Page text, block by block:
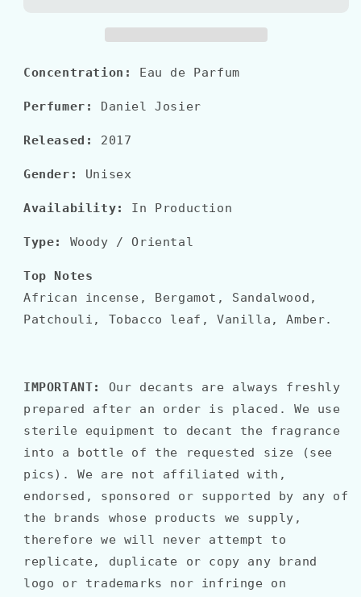
Concentration: Eau de Parfum
Perfumer: Daniel Josier
Released: 2017
Gender: Unisex
Availability: In Production
Type: Woody / Oriental
Top Notes
African incense, Bergamot, Sandalwood,
Patchouli, Tobacco leaf, Vanilla, Amber.
IMPORTANT:
Our decants are always freshly
prepared after an order is placed. We use
sterile equipment to decant the fragrance
into a bottle of the requested size (see
pics). We are not affiliated with,
endorsed, sponsored or supported by any of
the brands whose products we supply,
therefore we will never attempt to
replicate, duplicate or copy any brand
logo or trademarks nor infringe on